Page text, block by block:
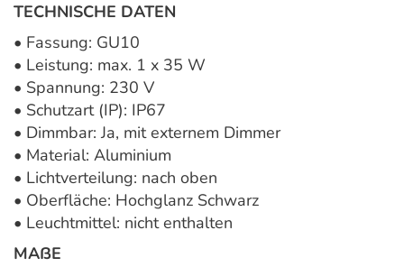
TECHNISCHE DATEN
• Fassung: GU10
• Leistung: max. 1 x 35 W
• Spannung: 230 V
• Schutzart (IP): IP67
• Dimmbar: Ja, mit externem Dimmer
• Material: Aluminium
• Lichtverteilung: nach oben
• Oberfläche: Hochglanz Schwarz
• Leuchtmittel: nicht enthalten
MAẞE